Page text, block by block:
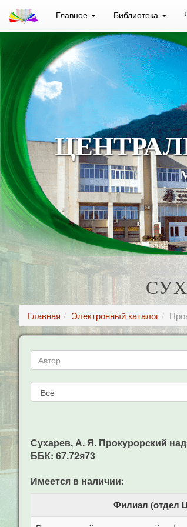
Главное Библиотека
Главная Электронный каталог
Сухарев, А. Я. Прокурорский
ББК: 67.72я73
Имеется в наличии:
Филиал (отдел